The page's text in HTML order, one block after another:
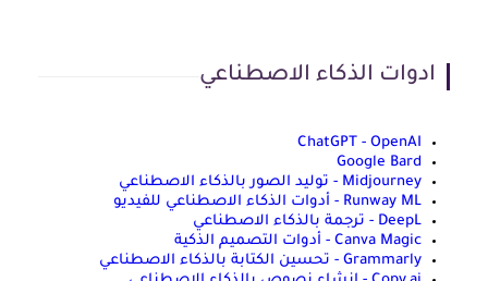
ادوات الذكاء الاصطناعي
ChatGPT - OpenAI
Google Bard
Midjourney - توليد الصور بالذكاء الاصطناعي
Runway ML - أدوات الذكاء الاصطناعي للفيديو
DeepL - ترجمة بالذكاء الاصطناعي
Canva Magic - أدوات التصميم الذكية
Grammarly - تحسين الكتابة بالذكاء الاصطناعي